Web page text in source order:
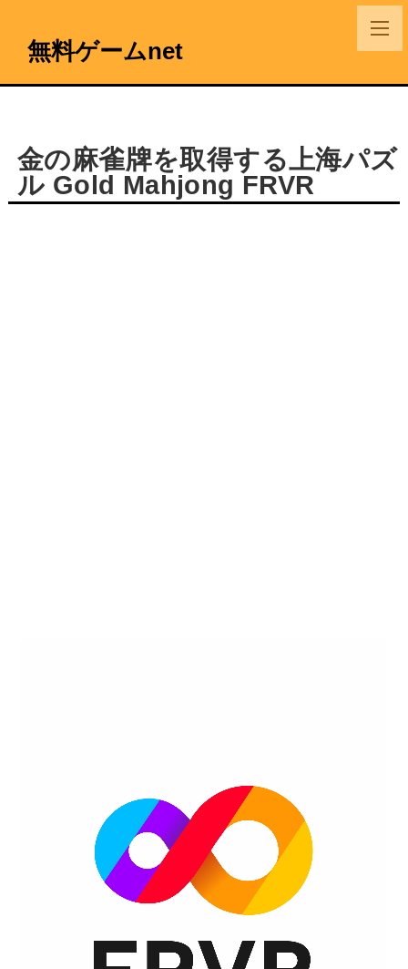
無料ゲームnet
金の麻雀牌を取得する上海パズ
ル Gold Mahjong FRVR